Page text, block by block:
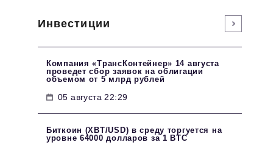
Инвестиции
Компания «ТрансКонтейнер» 14 августа
проведет сбор заявок на облигации
объемом от 5 млрд рублей
05 августа 22:29
Биткоин (XBT/USD) в среду торгуется на
уровне 64000 долларов за 1 BTC